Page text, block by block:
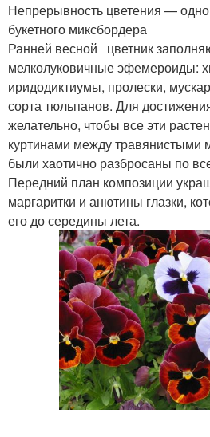
Непрерывность цветения — одно
букетного миксбордера
Ранней весной цветник
мелколуковичные эфемероиды:
иридодиктиумы, пролески,
сорта тюльпанов. Для
желательно, чтобы все эти
куртинами между травянистыми
были хаотично разбросаны по
Передний план композиции
маргаритки и анютины глазки,
его до середины лета.